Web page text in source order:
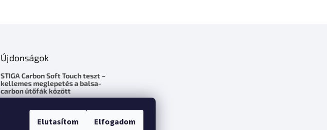
Elutasítom Elfogadom
Újdonságok
STIGA Carbon Soft Touch teszt –
kellemes meglepetés a balsa-
carbon ütőfák között
meglepetés a balsa-carbon ütőfák